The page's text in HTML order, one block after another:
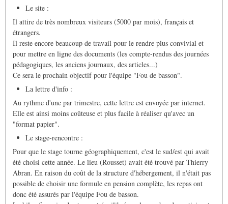
Le site :
Il attire de très nombreux visiteurs (5000 par mois), français et
étrangers.
Il reste encore beaucoup de travail pour le rendre plus convivial et
pour mettre en ligne des documents (les compte-rendus des journées
pédagogiques, les anciens journaux, des articles...)
Ce sera le prochain objectif pour l'équipe "Fou de basson".
La lettre d'info :
Au rythme d'une par trimestre, cette lettre est envoyée par internet.
Elle est ainsi moins coûteuse et plus facile à réaliser qu'avec un
"format papier".
Le stage-rencontre :
Pour que le stage tourne géographiquement, c'est le sud/est qui avait
été choisi cette année. Le lieu (Rousset) avait été trouvé par Thierry
Abran. En raison du coût de la structure d'hébergement, il n'était pas
possible de choisir une formule en pension complète, les repas ont
donc été assurés par l'équipe Fou de basson.